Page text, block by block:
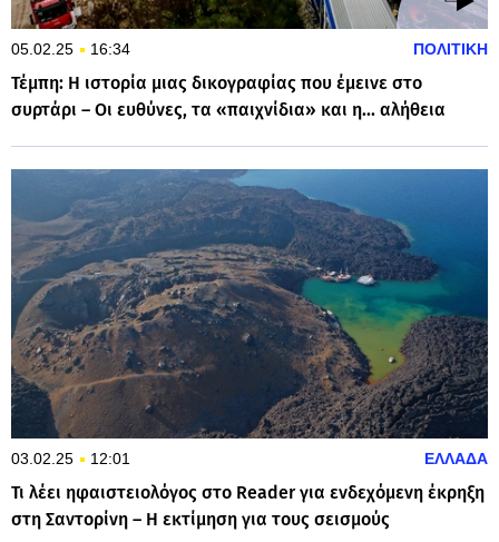
05.02.25 16:34 ΠΟΛΙΤΙΚΗ
Τέμπη: Η ιστορία μιας δικογραφίας που έμεινε στο
συρτάρι – Οι ευθύνες, τα «παιχνίδια» και η... αλήθεια
03.02.25 12:01 ΕΛΛΑΔΑ
Τι λέει ηφαιστειολόγος στο Reader για ενδεχόμενη έκρηξη
στη Σαντορίνη – Η εκτίμηση για τους σεισμούς